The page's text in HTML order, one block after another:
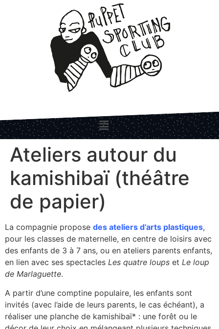
Ateliers autour du
kamishibaï (théâtre
de papier)
La compagnie propose des ateliers d’arts plastiques,
pour les classes de maternelle, en centre de loisirs avec
des enfants de 3 à 7 ans, ou en ateliers parents enfants,
en lien avec ses spectacles Les quatre loups et Le loup
de Marlaguette.
A partir d’une comptine populaire, les enfants sont
invités (avec l’aide de leurs parents, le cas échéant), a
réaliser une planche de kamishibaï* : une forêt ou le